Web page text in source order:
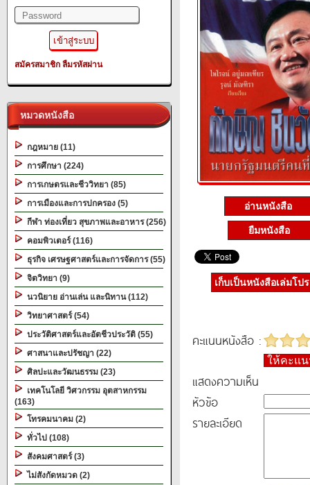
สมัครสมาชิก ลืมรหัสผ่าน
หมวดหนังสือ
กฎหมาย (11)
การศึกษา (224)
การเกษตรและชีววิทยา (85)
การเมืองและการปกครอง (5)
กีฬา ท่องเที่ยว สุขภาพและอาหาร (256)
คอมพิวเตอร์ (116)
ธุรกิจ เศรษฐศาสตร์และการจัดการ (55)
จิตวิทยา (9)
นวนิยาย อ่านเล่น และนิทาน (112)
วิทยาศาสตร์ (54)
ประวัติศาสตร์และอัตชีวประวัติ (55)
ศาสนาและปรัชญา (22)
ศิลปะและวัฒนธรรม (23)
เทคโนโลยี วิศวกรรม อุตสาหกรรม
(163)
โทรคมนาคม (2)
ทั่วไป (108)
สังคมศาสตร์ (3)
ไม่สังกัดหมวด (2)
อ่านหนังสือ
ยืมหนังสือ
เก็บเป็นหนังสือเล่มโป
คะแนนหนังสือ :
ให้คะแ
แสดงความเห็น
หัวข้อ
รายละเอียด